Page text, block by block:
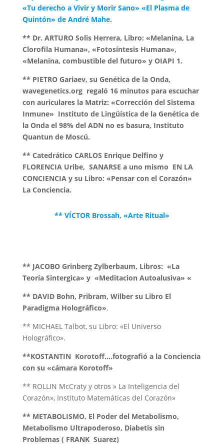
«Tu derecho a Vivir y Morir Sano» «El Plasma de
Quintón» de André Mahe.
** Dr. ARTURO Solis Herrera, Libro: «Melanina, La
Clorofila Humana», «Fotosíntesis Humana»,
«Melanina, combustible del futuro» y OIAPI 1.
** PIETRO Gariaev, su Genética de la Onda,
wavegenetics.org regaló 16 minutos para escuchar
con auriculares la Matriz: «Corrección del Sistema
Inmune» Instituto de Lingüística de la Genética de
la Onda el 98% del ADN no es basura, Instituto
Quantun de Moscú.
** Catedrático CARLOS Enrique Delfino y
FLORENCIA Uribe, SANARSE a uno mismo EN LA
CONCIENCIA y su Libro: «Pensar con el Corazón»
La Conciencia.
** VÍCTOR Brossah, «Arte Ritual»
** JACOBO Grinberg Zylberbaum, Libros: «La
Teoría Sintergica» y «Meditacion Autoalusiva» «
** DAVID Bohn, Pribram, Wilber su Libro El
Paradigma Holográfico».
** MICHAEL Talbot, su Libro: «El Universo
Holográfico».
**KOSTANTIN Korotoff….fotografió a la Conciencia
con su «cámara Korotoff»
** ROLLIN McCraty y otros » La Inteligencia del
Corazón», Instituto Matemáticas del Corazón»
** METABOLISMO, El Poder del Metabolismo,
Metabolismo Ultrapoderoso, Diabetis sin
Problemas ( FRANK Suarez)